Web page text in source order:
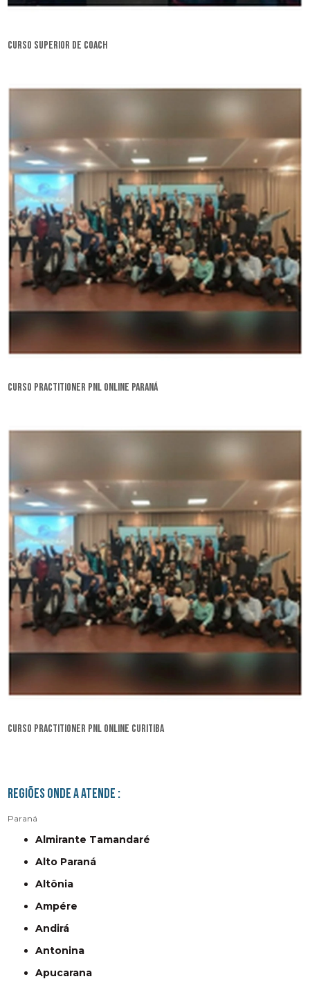
curso superior de coach
curso practitioner pnl online Paraná
curso practitioner pnl online Curitiba
Regiões onde a atende :
Paraná
Almirante Tamandaré
Alto Paraná
Altônia
Ampére
Andirá
Antonina
Apucarana